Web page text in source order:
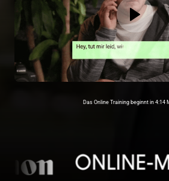
Das Online Training beginnt in 4:14